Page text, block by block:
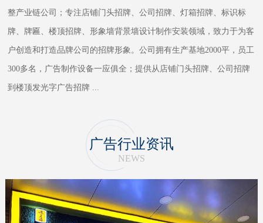
整产业链公司；专注店铺门头招牌、公司招牌、灯箱招牌、标识标
牌、牌匾、楼顶招牌、形象墙背景墙设计制作安装领域，致力于为客
户创造和打造品牌公司的招牌形象。公司拥有生产基地2000平，员工
300多名，广告制作设备一应俱全；提供从店铺门头招牌、公司招牌
到楼顶发光字广告招牌
广告行业资讯
NEWS